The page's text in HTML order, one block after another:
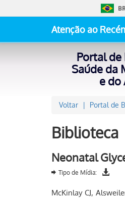
Atenção ao
Portal de
Saúde da
e do
Voltar Portal de
Biblioteca
Neonatal
Tipo de Mídia:
McKinlay CJ,